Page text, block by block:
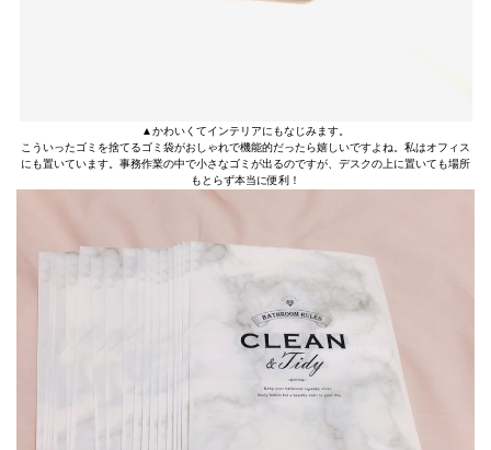
▲かわいくてインテリアにもなじみます。
こういったゴミを捨てるゴミ袋がおしゃれで機能的だったら嬉しいですよね。私はオフィス
にも置いています。事務作業の中で小さなゴミが出るのですが、デスクの上に置いても場所
もとらず本当に便利！